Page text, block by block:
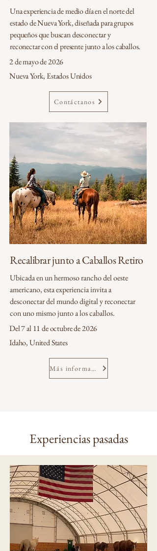
Una experiencia de medio día en el norte del
estado de Nueva York, diseñada para grupos
pequeños que buscan desconectar y
reconectar con el presente junto a los caballos.
2 de mayo de 2026
Nueva York, Estados Unidos
Contáctanos
Recalibrar junto a Caballos Retiro
Ubicada en un hermoso rancho del oeste
americano, esta experiencia invita a
desconectar del mundo digital y reconectar
con uno mismo junto a los caballos.
Del 7 al 11 de octubre de 2026
Idaho, United States
Más información
Experiencias pasadas